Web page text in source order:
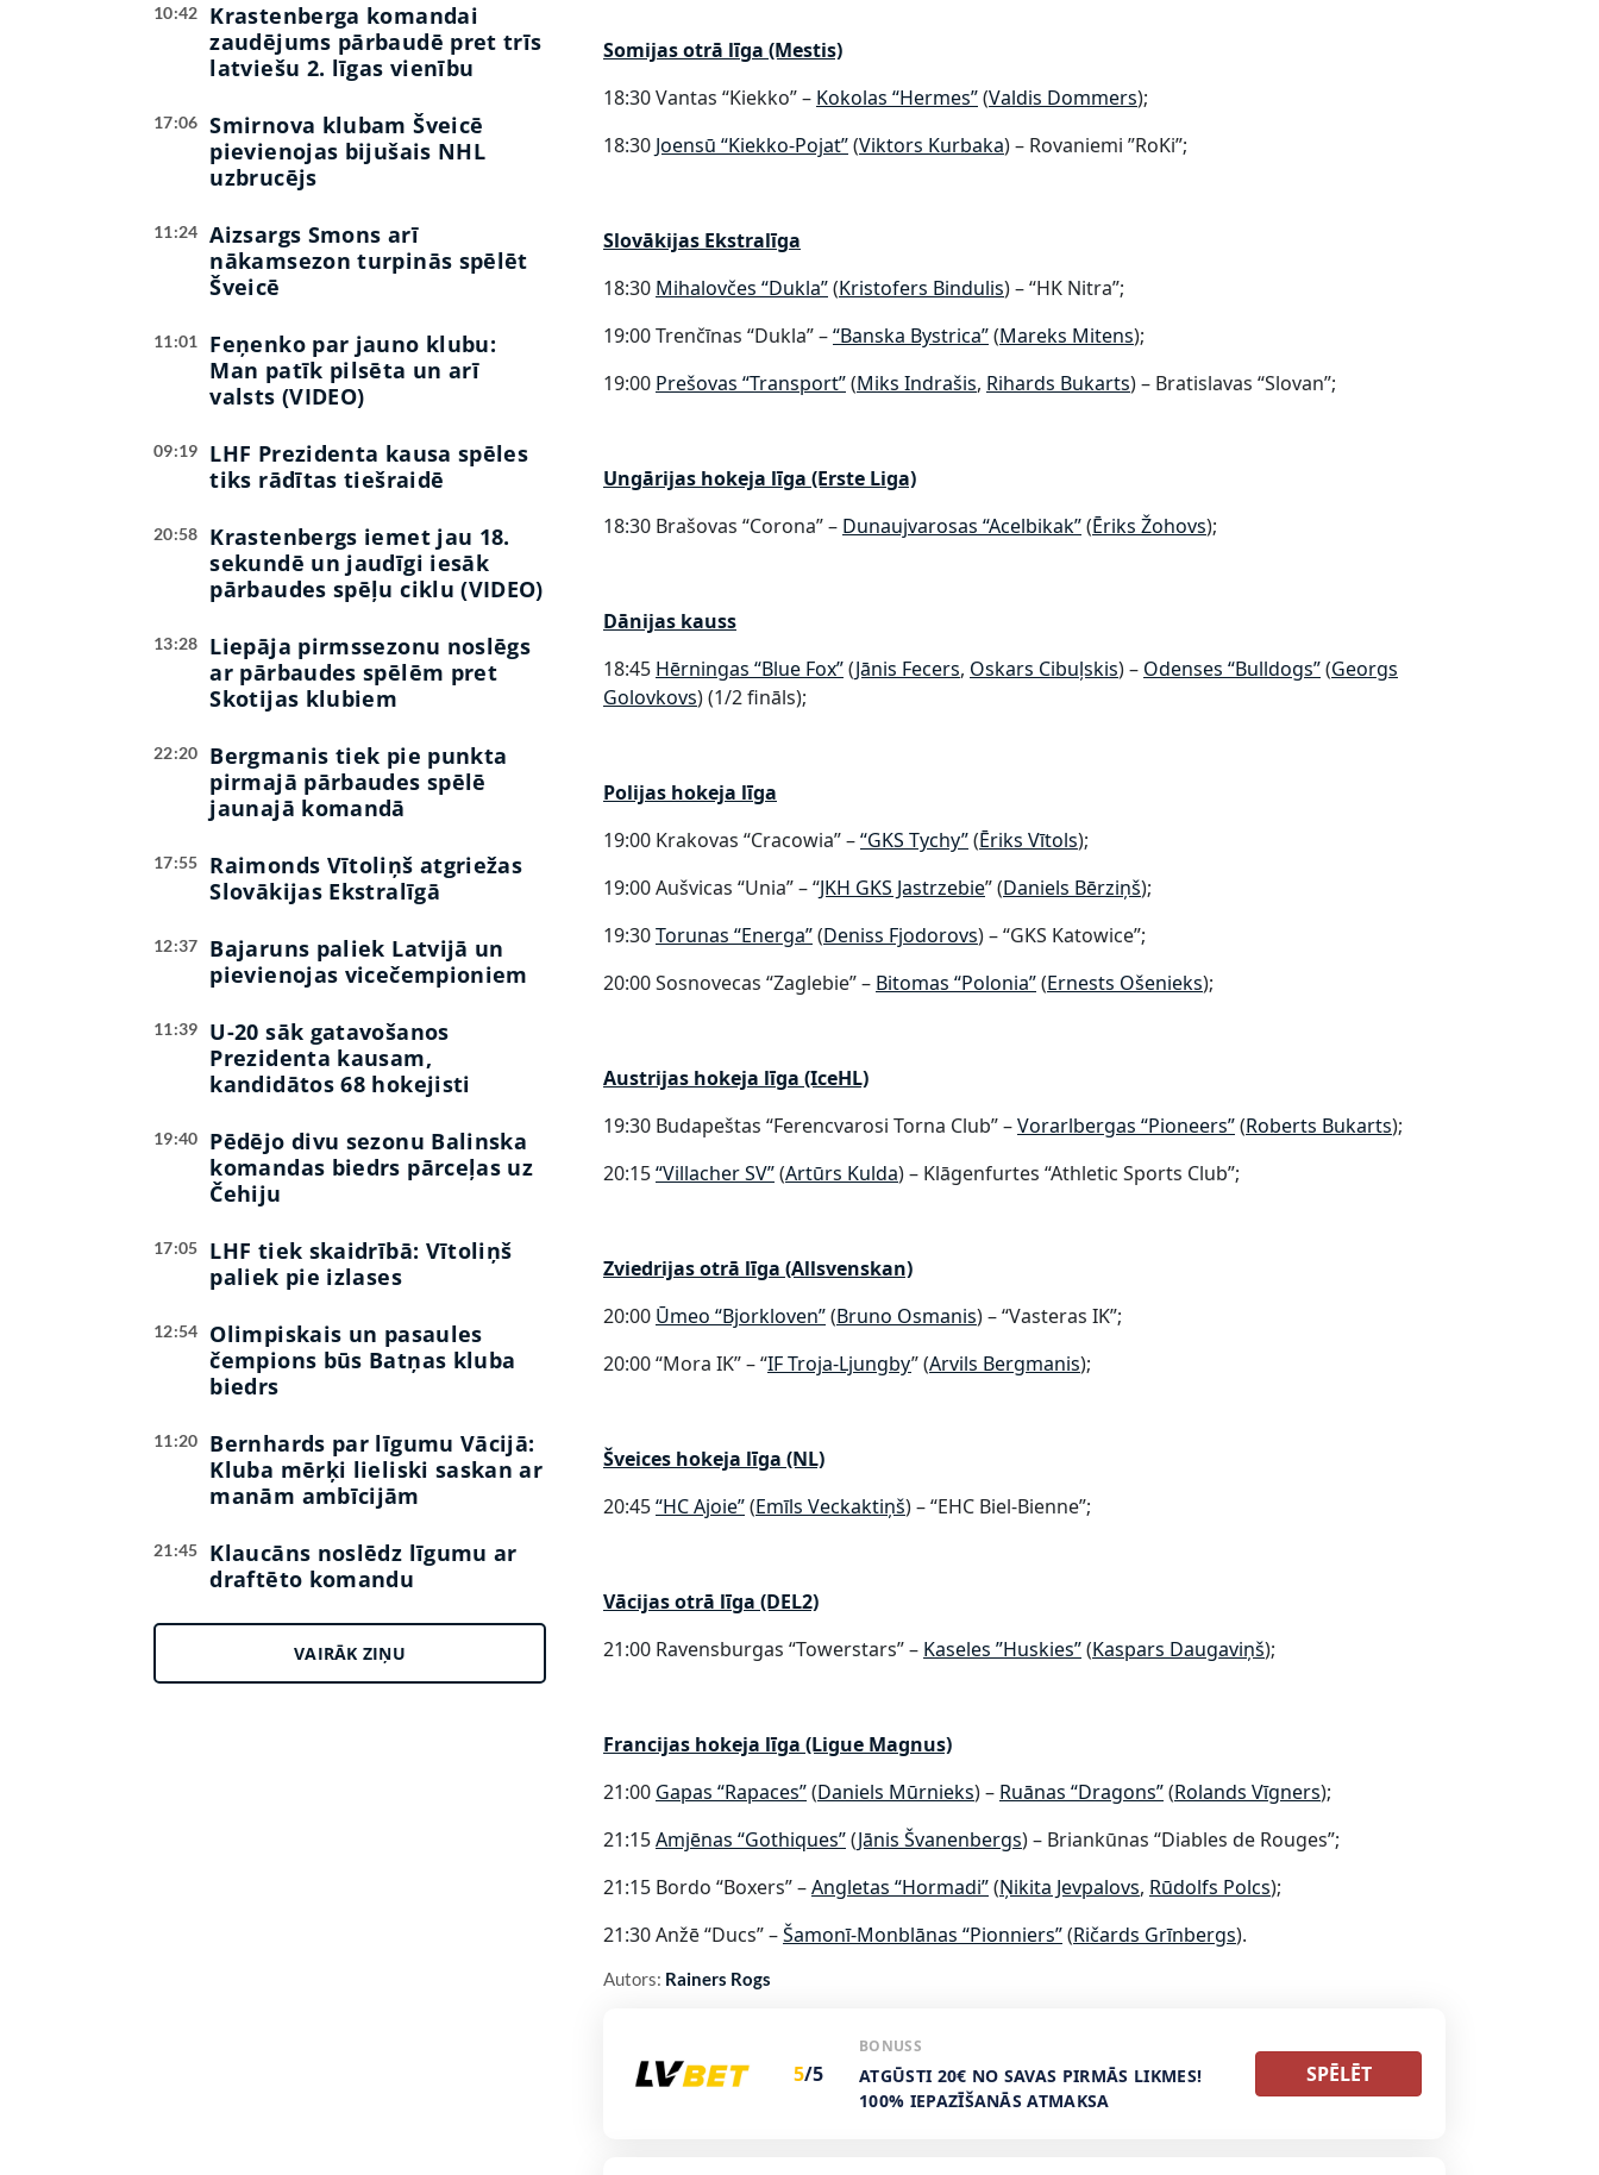
10:42
Krastenberga komandai
zaudējums pārbaudē pret trīs
latviešu 2. līgas vienību
17:06
Smirnova klubam Šveicē
pievienojas bijušais NHL
uzbrucējs
11:24
Aizsargs Smons arī
nākamsezon turpinās spēlēt
Šveicē
11:01
Feņenko par jauno klubu:
Man patīk pilsēta un arī
valsts (VIDEO)
09:19
LHF Prezidenta kausa spēles
tiks rādītas tiešraidē
20:58
Krastenbergs iemet jau 18.
sekundē un jaudīgi iesāk
pārbaudes spēļu ciklu (VIDEO)
13:28
Liepāja pirmssezonu noslēgs
ar pārbaudes spēlēm pret
Skotijas klubiem
22:20
Bergmanis tiek pie punkta
pirmajā pārbaudes spēlē
jaunajā komandā
17:55
Raimonds Vītoliņš atgriežas
Slovākijas Ekstralīgā
12:37
Bajaruns paliek Latvijā un
pievienojas vicečempioniem
11:39
U-20 sāk gatavošanos
Prezidenta kausam,
kandidātos 68 hokejisti
19:40
Pēdējo divu sezonu Balinska
komandas biedrs pārceļas uz
Čehiju
17:05
LHF tiek skaidrībā: Vītoliņš
paliek pie izlases
12:54
Olimpiskais un pasaules
čempions būs Batņas kluba
biedrs
11:20
Bernhards par līgumu Vācijā:
Kluba mērķi lieliski saskan ar
manām ambīcijām
21:45
Klaucāns noslēdz līgumu ar
draftēto komandu
VAIRĀK ZIŅU
Somijas otrā līga (Mestis)
18:30 Vantas “Kiekko” – Kokolas “Hermes”​(Valdis Dommers);
18:30 Joensū “Kiekko-Pojat”(Viktors Kurbaka) – Rovaniemi ”RoKi”;
Slovākijas Ekstralīga
18:30 Mihalovčes “Dukla”(Kristofers Bindulis) – “HK Nitra”;
19:00 Trenčīnas “Dukla”​ –“Banska Bystrica”(Mareks Mitens);
19:00 Prešovas “Transport”​(Miks Indrašis, Rihards Bukarts) – Bratislavas “Slovan”;
Ungārijas hokeja līga (Erste Liga)
18:30 Brašovas “Corona” – ​Dunaujvarosas “Acelbikak”​(Ēriks Žohovs);
Dānijas kauss
18:45 Hērningas “Blue Fox”(Jānis Fecers, Oskars Cibuļskis) – Odenses “Bulldogs”(Georgs
Golovkovs) (1/2 fināls);
Polijas hokeja līga
19:00 Krakovas “Cracowia” –“GKS Tychy”(Ēriks Vītols);
19:00 Aušvicas “Unia” – “JKH GKS Jastrzebie” (​Daniels Bērziņš​);
19:30Torunas “Energa”(Deniss Fjodorovs) – “GKS Katowice”;
20:00 Sosnovecas “Zaglebie” – Bitomas “Polonia”(Ernests Ošenieks);
Austrijas hokeja līga (IceHL)
19:30 Budapeštas “Ferencvarosi Torna Club” –Vorarlbergas “Pioneers”(Roberts Bukarts);
20:15“Villacher SV”(Artūrs Kulda) – Klāgenfurtes “Athletic Sports Club”;
Zviedrijas otrā līga (Allsvenskan)
20:00 Ūmeo “Bjorkloven”​(Bruno Osmanis) – “Vasteras IK”;
20:00 “Mora IK” – “IF Troja-Ljungby” (Arvils Bergmanis);
Šveices hokeja līga (NL)
20:45​“HC Ajoie”​(Emīls Veckaktiņš) – “EHC Biel-Bienne”;
Vācijas otrā līga (DEL2)
21:00 Ravensburgas “Towerstars” – Kaseles ”Huskies”(Kaspars Daugaviņš);
Francijas hokeja līga (Ligue Magnus)
21:00 Gapas “Rapaces”(Daniels Mūrnieks) – Ruānas “Dragons”​(Rolands Vīgners);
21:15​Amjēnas “Gothiques”​(Jānis Švanenbergs) – Briankūnas “Diables de Rouges”;
21:15 Bordo “Boxers” –Angletas “Hormadi”(Ņikita Jevpalovs, Rūdolfs Polcs);
21:30 Anžē “Ducs” –Šamonī-Monblānas “Pionniers”(Ričards Grīnbergs).
Autors: Rainers Rogs
5/5
BONUSS
ATGŪSTI 20€ NO SAVAS PIRMĀS LIKMES!
100% IEPAZĪŠANĀS ATMAKSA
SPĒLĒT